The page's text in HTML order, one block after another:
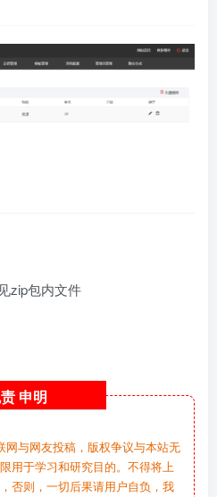
zip包内文件
申明
网与网友投稿，版权争议与本站无
用于学习和研究目的。不得将上
否则，一切后果请用户自负，我